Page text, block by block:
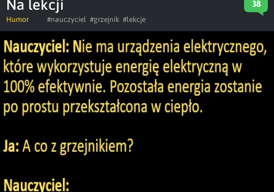
Na lekcji 38
Humor #nauczyciel #grzejnik #lekcje